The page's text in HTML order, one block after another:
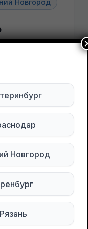
Новгород
Новгород
Рязань